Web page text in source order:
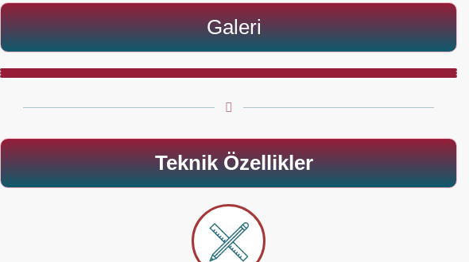
Galeri
Teknik Özellikler